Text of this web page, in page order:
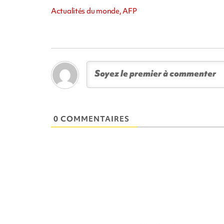
Actualités du monde, AFP
0 COMMENTAIRES